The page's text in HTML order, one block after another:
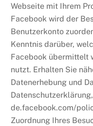
Webseite mit Ihrem
Facebook wird der
Benutzerkonto
Kenntnis darüber,
Facebook übermittelt
nutzt. Erhalten Sie
Datenerhebung und
de.facebook.com/
Zuordnung Ihres